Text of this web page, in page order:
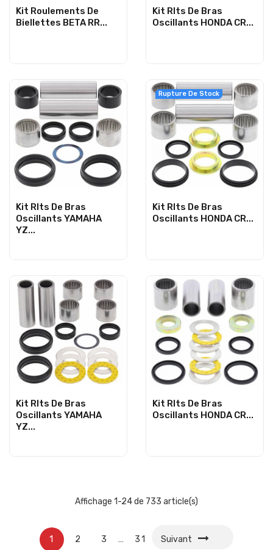
Kit Roulements De
Biellettes BETA RR...
Kit Rlts De Bras
Oscillants HONDA CR...
Kit Rlts De Bras
Oscillants YAMAHA
YZ...
Rupture De Stock
Kit Rlts De Bras
Oscillants HONDA CR...
Kit Rlts De Bras
Oscillants YAMAHA
YZ...
Kit Rlts De Bras
Oscillants HONDA CR...
Affichage 1-24 de 733 article(s)
1 2 3 … 31 Suivant